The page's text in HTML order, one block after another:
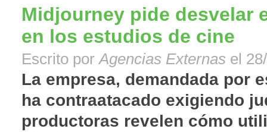
Midjourney pide desvelar
en los estudios de cine
Escrito porAgencias Externas el
La empresa, demandada por
ha contraatacado exigiendo
productoras revelen cómo